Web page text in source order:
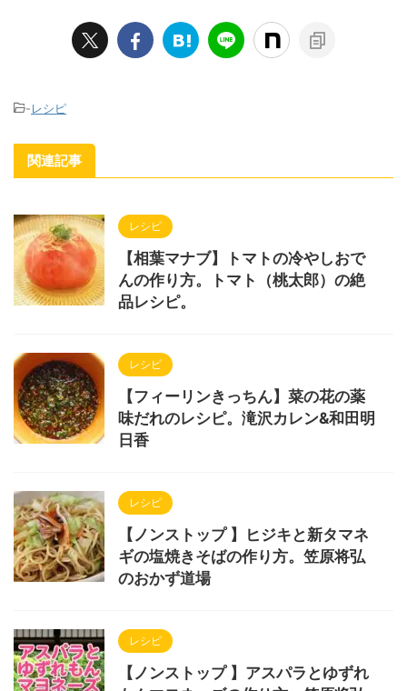
-レシピ
関連記事
レシピ
【相葉マナブ】トマトの冷やしおで
んの作り方。トマト（桃太郎）の絶
品レシピ。
レシピ
【フィーリンきっちん】菜の花の薬
味だれのレシピ。滝沢カレン&和田明
日香
レシピ
【ノンストップ 】ヒジキと新タマネ
ギの塩焼きそばの作り方。笠原将弘
のおかず道場
レシピ
【ノンストップ 】アスパラとゆずれ